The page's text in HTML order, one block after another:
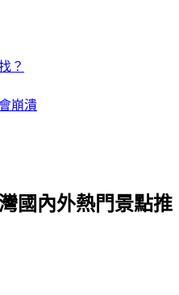
？
崩潰
國內外熱門景點推